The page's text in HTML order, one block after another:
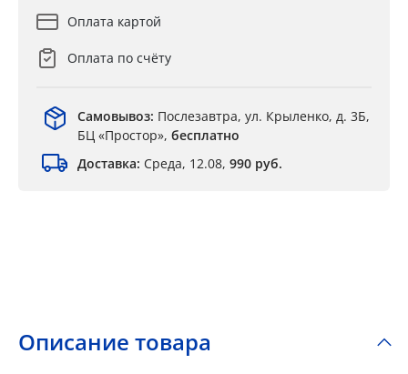
Оплата картой
Оплата по счёту
Самовывоз: Послезавтра, ул. Крыленко, д. 3Б,
БЦ «Простор», бесплатно
Доставка: Среда, 12.08, 990 руб.
Описание товара